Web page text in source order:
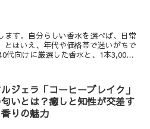
ます。自分らしい香水を選べば、日常
とはいえ、年代や価格帯で迷いがちで
代向けに厳選した香水と、1本3,000
ジェラ「コーヒーブレイク」
いとは？癒しと知性が交差す
りの魅力